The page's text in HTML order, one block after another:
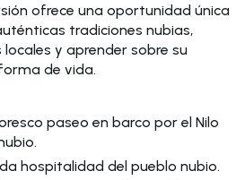
ofrece una oportunidad única
tradiciones nubias,
y aprender sobre su
de vida.
paseo en barco por el Nilo
hospitalidad del pueblo nubio.